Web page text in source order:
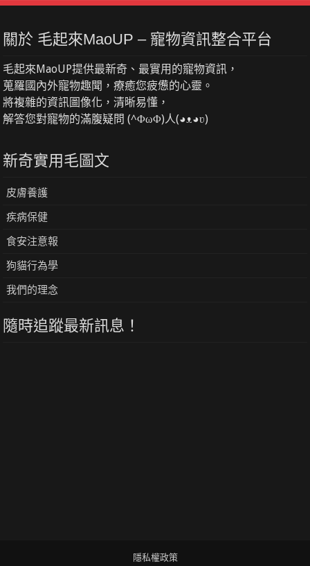
關於 毛起來MaoUP – 寵物資訊整合平台
毛起來MaoUP提供最新奇、最實用的寵物資訊，
蒐羅國內外寵物趣聞，療癒您疲憊的心靈。
將複雜的資訊圖像化，清晰易懂，
解答您對寵物的滿腹疑問 (^ΦωΦ)人(◕ᴥ◕ʋ)
新奇實用毛圖文
皮膚養護
疾病保健
食安注意報
狗貓行為學
我們的理念
隨時追蹤最新訊息！
隱私權政策